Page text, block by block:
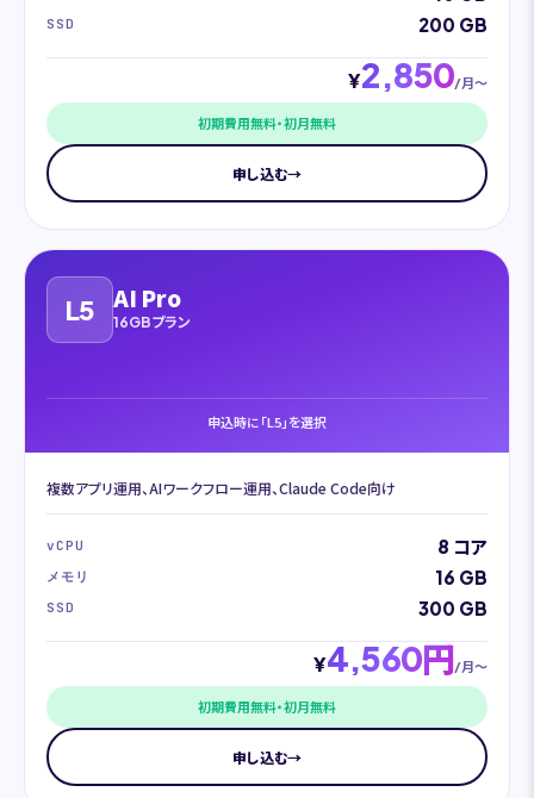
SSD 200 GB
¥2,850/月〜
初期費用無料・初月無料
申し込む→
L5 AI Pro
16GBプラン
申込時に「L5」を選択
複数アプリ運用、AIワークフロー運用、Claude Code向け
vCPU 8 コア
メモリ 16 GB
SSD 300 GB
¥4,560円/月〜
初期費用無料・初月無料
申し込む→